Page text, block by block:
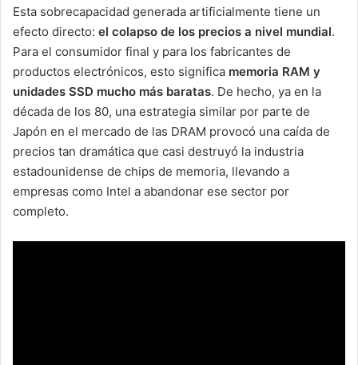
Esta sobrecapacidad generada artificialmente tiene un
efecto directo: el colapso de los precios a nivel mundial.
Para el consumidor final y para los fabricantes de
productos electrónicos, esto significa memoria RAM y
unidades SSD mucho más baratas. De hecho, ya en la
década de los 80, una estrategia similar por parte de
Japón en el mercado de las DRAM provocó una caída de
precios tan dramática que casi destruyó la industria
estadounidense de chips de memoria, llevando a
empresas como Intel a abandonar ese sector por
completo.